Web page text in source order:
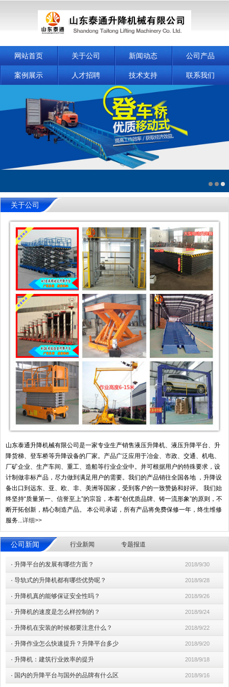
网站首页 关于公司 新闻动态 公司产品
案例展示 人才招聘 技术支持 联系我们
关于公司
山东泰通升降机械有限公司是一家专业生产销售液压升降机、液压升降平台、升
降货梯、登车桥等升降设备的厂家。产品广泛应用于冶金、市政、交通、机电、
厂矿企业、生产车间、重工、造船等行业企业中。并可根据用户的特殊要求，设
计制做非标产品，尽力做到满足用户的需要。我们的产品销往全国各地 ，升降设
备出口到远东、亚、欧、非、美洲等国家，受到客户的一致赞扬和好评。 我们始
终坚持“质量第一、信誉至上”的宗旨，本着“创优质品牌、铸一流形象”的原则，不
断开拓创新，精心制造产品。 本公司承诺，所有产品将免费保修一年，终生维修
服务...详细>>
公司新闻 行业新闻 专题报道
· 升降平台的发展有哪些方面？ 2018/9/30
· 导轨式的升降机都有哪些优势呢？ 2018/9/28
· 升降机真的能够保证安全性吗？ 2018/9/26
· 升降机的速度是怎么样控制的？ 2018/9/24
· 升降机在安装的时候都要注意什么？ 2018/9/22
· 升降作业怎么快速提升？升降平台多少 2018/9/20
· 升降机：建筑行业效率的提升 2018/9/18
· 国内的升降平台与国外的品牌有什么区 2018/9/16